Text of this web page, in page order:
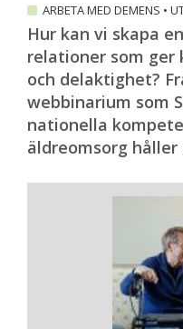
ARBETA MED DEMENS •
Hur kan vi skapa
relationer som
och delaktighet?
webbinarium som
nationella
äldreomsorg håller